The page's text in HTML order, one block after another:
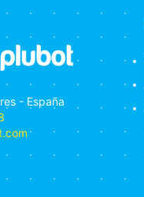
- España